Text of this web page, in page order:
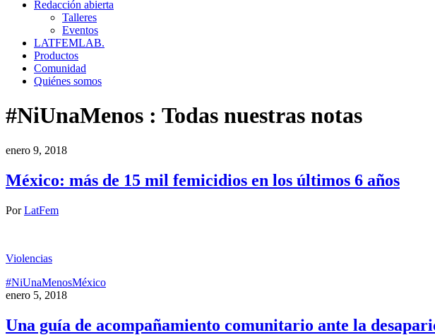
Redacción abierta
Talleres
Eventos
LATFEMLAB.
Productos
Comunidad
Quiénes somos
#NiUnaMenos : Todas nuestras notas
enero 9, 2018
México: más de 15 mil femicidios en los últimos 6 años
PorLatFem
Violencias
#NiUnaMenosMéxico
enero 5, 2018
Una guía de acompañamiento comunitario ante la